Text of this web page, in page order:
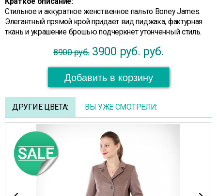
Стильное и аккуратное женственное пальто Boney James.
Элегантный прямой крой придает вид пиджака, фактурная
ткань и украшение брошью подчеркнет утонченный стиль.
8900 руб. 3900 руб. руб.
Добавить в корзину
ДРУГИЕ ЦВЕТА: ВЫ УЖЕ СМОТРЕЛИ: